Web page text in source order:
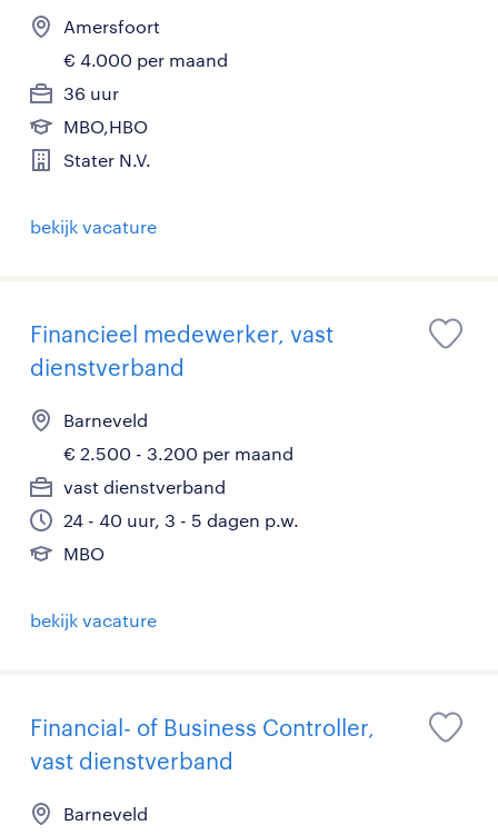
Amersfoort
€ 4.000 per maand
36 uur
MBO,HBO
Stater N.V.
bekijk vacature
Financieel medewerker, vast
dienstverband
Barneveld
€ 2.500 - 3.200 per maand
vast dienstverband
24 - 40 uur, 3 - 5 dagen p.w.
MBO
bekijk vacature
Financial- of Business Controller,
vast dienstverband
Barneveld